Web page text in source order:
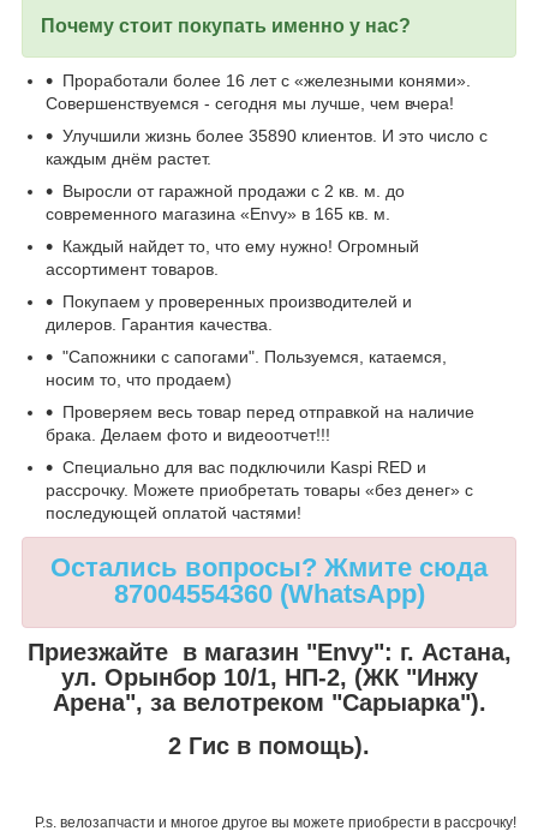
Почему стоит покупать именно у нас?
Проработали более 16 лет с «железными конями».
Совершенствуемся - сегодня мы лучше, чем вчера!
Улучшили жизнь более 35890 клиентов. И это число с
каждым днём растет.
Выросли от гаражной продажи с 2 кв. м. до
современного магазина «Envy» в 165 кв. м.
Каждый найдет то, что ему нужно! Огромный
ассортимент товаров.
Покупаем у проверенных производителей и
дилеров. Гарантия качества.
"Сапожники с сапогами". Пользуемся, катаемся,
носим то, что продаем)
Проверяем весь товар перед отправкой на наличие
брака. Делаем фото и видеоотчет!!!
Специально для вас подключили Kaspi RED и
рассрочку. Можете приобретать товары «без денег» с
последующей оплатой частями!
Остались вопросы? Жмите сюда
87004554360 (WhatsApp)
Приезжайте в магазин "Envy": г. Астана,
ул. Орынбор 10/1, НП-2, (ЖК "Инжу
Арена", за велотреком "Сарыарка").
2 Гис в помощь).
P.s. велозапчасти и многое другое вы можете приобрести в рассрочку!